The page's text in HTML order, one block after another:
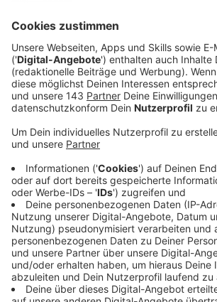
Privatpersonen ist nach
Kriminalstatistik des Vorjahres
Rückgang inländischer Cybercrime-
Prozent bedeute keine Entspannung,
Vizepräsidentin Martina Link am
Vorstellung des Lagebilds Cyber-
Der Digitalverband Bitkom verwies auf
laut einer Studie des Verbandes im
203 Milliarden Euro betragen hätten,
viel wie 2019.
Anzeige
Unternehmen können von